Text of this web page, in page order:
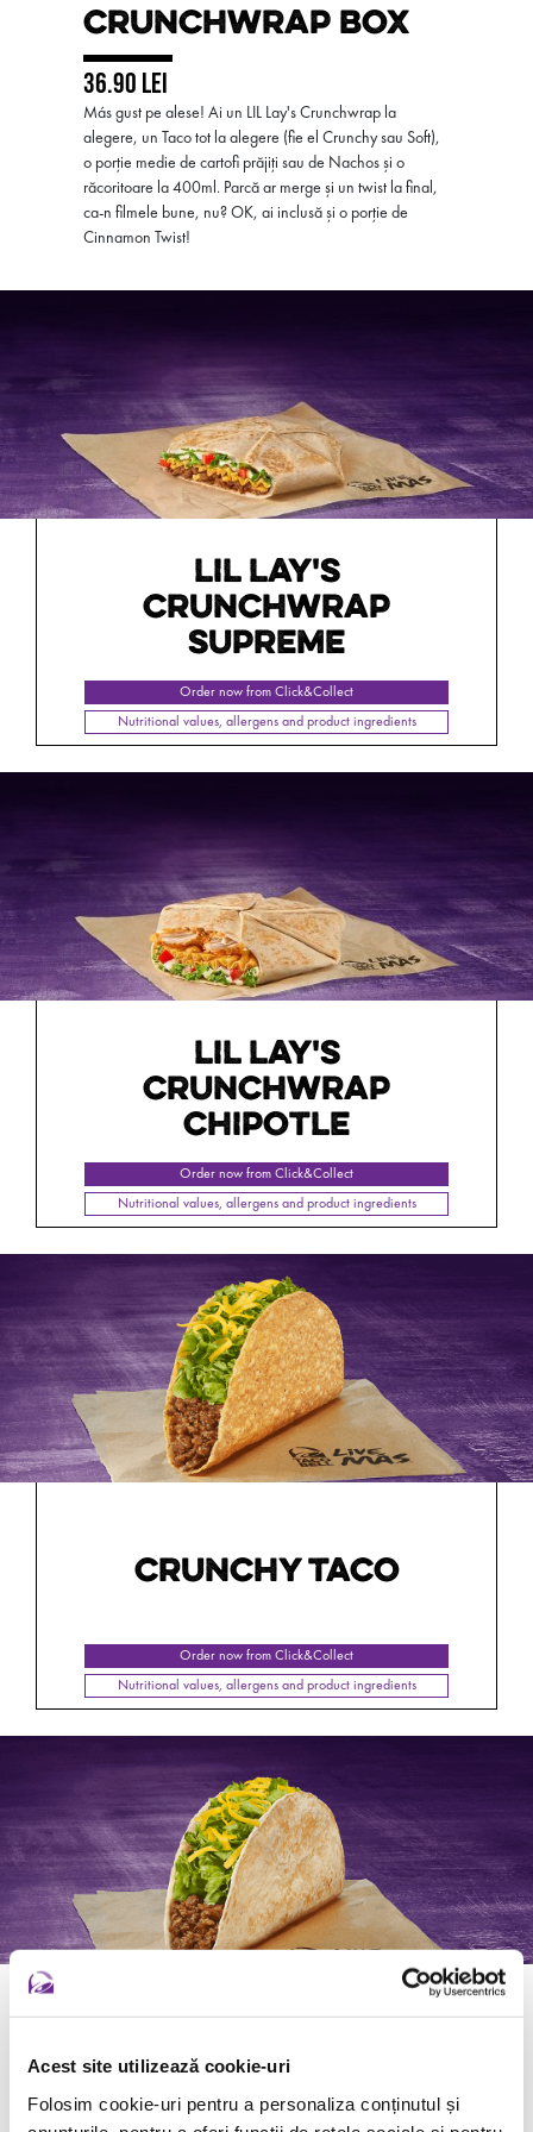
Acest site utilizează cookie-uri
Folosim cookie-uri pentru a personaliza conținutul și
CRUNCHWRAP BOX
36.90 LEI
Más gust pe alese! Ai un LIL Lay's Crunchwrap la
alegere, un Taco tot la alegere (fie el Crunchy sau Soft),
o porție medie de cartofi prăjiți sau de Nachos și o
răcoritoare la 400ml. Parcă ar merge și un twist la final,
ca-n filmele bune, nu? OK, ai inclusă și o porție de
Cinnamon Twist!
LIL LAY'S
CRUNCHWRAP
SUPREME
Order now from Click&Collect
Nutritional values, allergens and product ingredients
LIL LAY'S
CRUNCHWRAP
CHIPOTLE
Order now from Click&Collect
Nutritional values, allergens and product ingredients
CRUNCHY TACO
Order now from Click&Collect
Nutritional values, allergens and product ingredients
SOFT TACO